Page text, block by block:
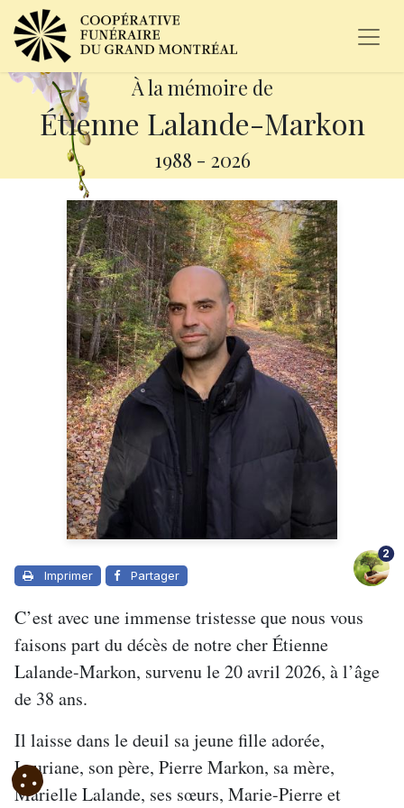
À la mémoire de
Étienne Lalande-Markon
1988 - 2026
Imprimer Partager
2
C’est avec une immense tristesse que nous vous
faisons part du décès de notre cher Étienne
Lalande-Markon, survenu le 20 avril 2026, à l’âge
de 38 ans.
Il laisse dans le deuil sa jeune fille adorée,
Lauriane, son père, Pierre Markon, sa mère,
Marielle Lalande, ses sœurs, Marie-Pierre et